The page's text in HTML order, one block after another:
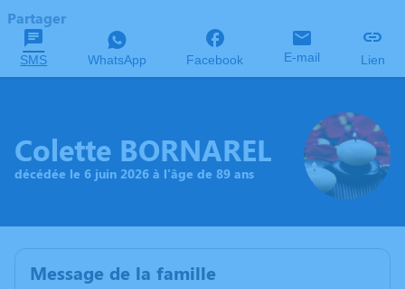
Partager
SMS WhatsApp Facebook E-mail Lien
Colette BORNAREL
décédée le 6 juin 2026 à l'âge de 89 ans
Message de la famille